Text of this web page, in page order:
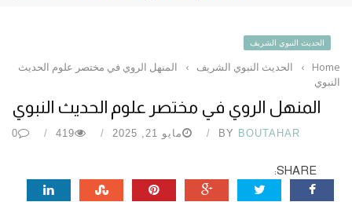
الحديث النبوي الشريف
Home
› الحديث النبوي الشريف ›
المنهل الروي في مختصر علوم الحديث
النبوي
المنهل الروي في مختصر علوم الحديث النبوي
BY BOUTAHAR مايو 21, 2025 419
0
SHARE: